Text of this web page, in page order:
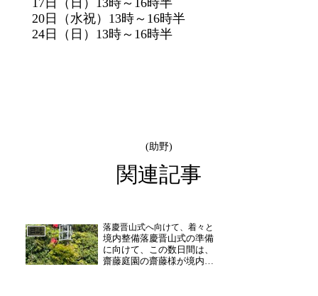
20日（水祝） 13時～16時半
24日（日） 13時～16時半
(助野)
関連記事
日誌 落慶晋山式へ向けて、着々と
境内整備落慶晋山式の準備
に向けて、この数日間は、
齋藤庭園の齋藤様が境内の